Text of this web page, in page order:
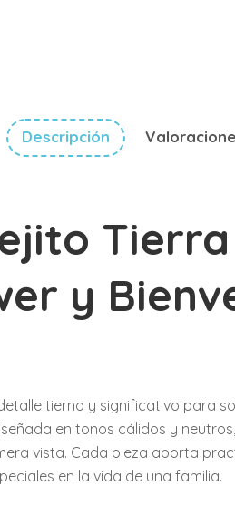
Descripción
y
tierno y significativo para
en tonos cálidos y
vista. Cada pieza aporta
en la vida de una familia.